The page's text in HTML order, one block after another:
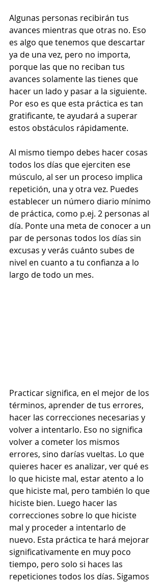
Algunas personas recibirán tus
avances mientras que otras no. Eso
es algo que tenemos que descartar
ya de una vez, pero no importa,
porque las que no reciban tus
avances solamente las tienes que
hacer un lado y pasar a la siguiente.
Por eso es que esta práctica es tan
gratificante, te ayudará a superar
estos obstáculos rápidamente.
Al mismo tiempo debes hacer cosas
todos los días que ejerciten ese
músculo, al ser un proceso implica
repetición, una y otra vez. Puedes
establecer un número diario mínimo
de práctica, como p.ej. 2 personas al
día. Ponte una meta de conocer a un
par de personas todos los días sin
excusas y verás cuánto subes de
nivel en cuanto a tu confianza a lo
largo de todo un mes.
Practicar significa, en el mejor de los
términos, aprender de tus errores,
hacer las correcciones necesarias y
volver a intentarlo. Eso no significa
volver a cometer los mismos
errores, sino darías vueltas. Lo que
quieres hacer es analizar, ver qué es
lo que hiciste mal, estar atento a lo
que hiciste mal, pero también lo que
hiciste bien. Luego hacer las
correcciones sobre lo que hiciste
mal y proceder a intentarlo de
nuevo. Esta práctica te hará mejorar
significativamente en muy poco
tiempo, pero solo si haces las
repeticiones todos los días. Sigamos